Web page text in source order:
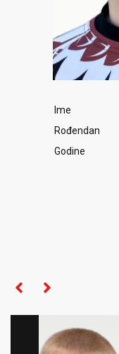
Ime
Rođendan
Godine